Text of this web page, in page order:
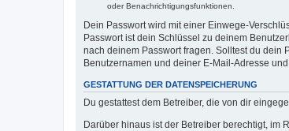
oder Benachrichtigungsfunktionen.
Dein Passwort wird mit einer Einwege-
Passwort ist dein Schlüssel zu deinem
nach deinem Passwort fragen. Solltest du dein
Benutzernamen und deiner E-Mail-Adresse
GESTATTUNG DER DATENSPEICHERUNG
Du gestattest dem Betreiber, die von dir
Darüber hinaus ist der Betreiber berechtigt, im